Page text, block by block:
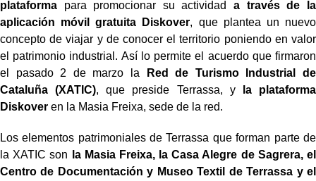
plataforma para promocionar su actividada través de la
aplicación móvil gratuita Diskover, que plantea un nuevo
concepto de viajar y de conocer el territorio poniendo en valor
el patrimonio industrial. Así lo permite el acuerdo que firmaron
el pasado 2 de marzo la
Red de Turismo Industrial de
Cataluña (XATIC), que preside Terrassa, y
la plataforma
Diskover en la Masia Freixa, sede de la red.
Los elementos patrimoniales de Terrassa que forman parte de
la XATIC son
la Masia Freixa, la Casa Alegre de Sagrera, el
Centro de Documentación y Museo Textil de Terrassa y el